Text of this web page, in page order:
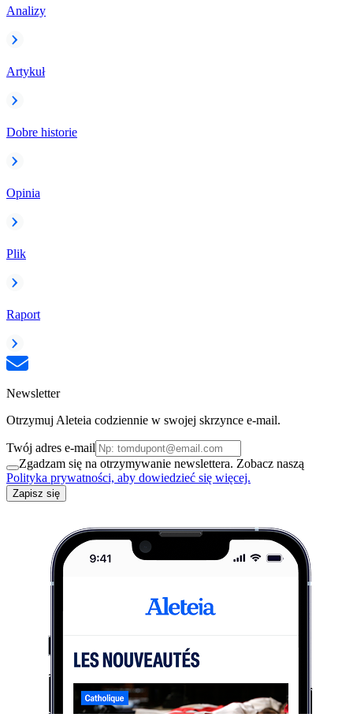
Analizy
Artykuł
Dobre historie
Opinia
Plik
Raport
Newsletter
Otrzymuj Aleteia codziennie w swojej skrzynce e-mail.
Twój adres e-mail
Zgadzam się na otrzymywanie newslettera. Zobacz naszą
Polityka prywatności, aby dowiedzieć się więcej.
Zapisz się